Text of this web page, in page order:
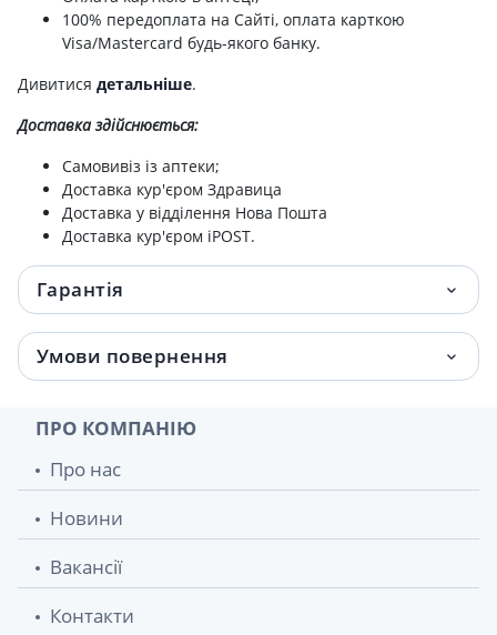
100% передоплата на Сайті, оплата карткою
Visa/Mastercard будь-якого банку.
Дивитися детальніше.
Доставка здійснюється:
Самовивіз із аптеки;
Доставка кур'єром Здравица
Доставка у відділення Нова Пошта
Доставка кур'єром iPOST.
Гарантія
Умови повернення
ПРО КОМПАНІЮ
Про нас
Новини
Вакансії
Контакти